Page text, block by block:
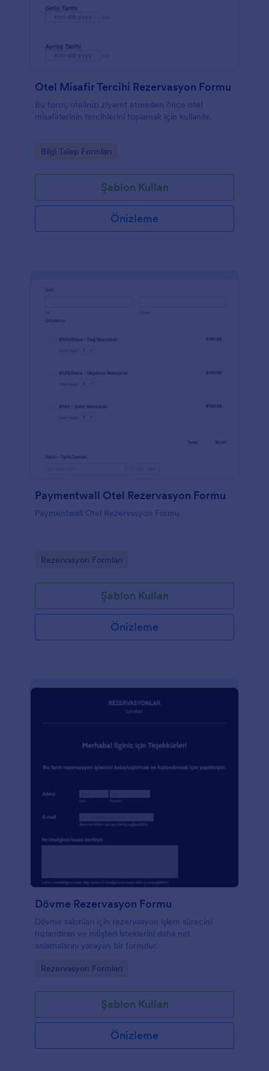
Otel Misafir Tercihi Rezervasyon Formu
Bu form, otelinizi ziyaret etmeden önce otel
misafirlerinin tercihlerini toplamak için kullanılır.
Go to Category:
Bilgi Talep Formları
Şablon Kullan
Önizleme
Paymentwall Otel Rezervasyon Formu
Paymentwall Otel Rezervasyon Formu
Go to Category:
Rezervasyon Formları
Şablon Kullan
Önizleme
Dövme Rezervasyon Formu
Dövme salonları için rezervasyon işlem sürecini
hızlandıran ve müşteri isteklerini daha net
anlamalarını yarayan bir formdur.
Go to Category:
Rezervasyon Formları
Şablon Kullan
Önizleme